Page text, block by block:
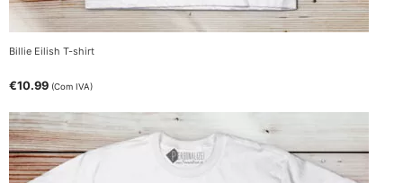
Billie Eilish T-shirt
€10.99 (Com IVA)